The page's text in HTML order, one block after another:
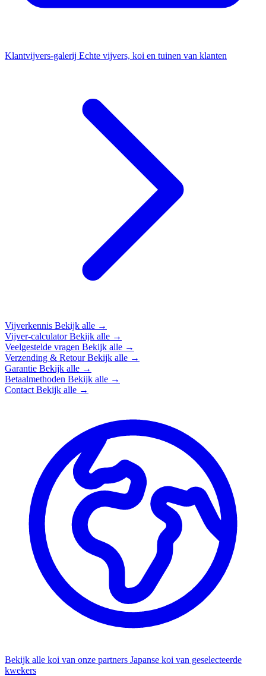
Klantvijvers-galerij Echte vijvers, koi en tuinen van klanten
Vijverkennis Bekijk alle →
Vijver-calculatorBekijk alle →
Veelgestelde vragen Bekijk alle →
Verzending & RetourBekijk alle →
Garantie Bekijk alle →
Betaalmethoden Bekijk alle →
Contact Bekijk alle →
Bekijk alle koi van onze partners Japanse koi van geselecteerde
kwekers